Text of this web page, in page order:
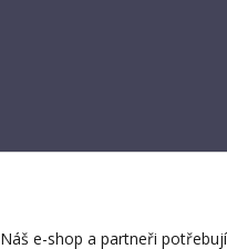
Náš e-shop a partneři